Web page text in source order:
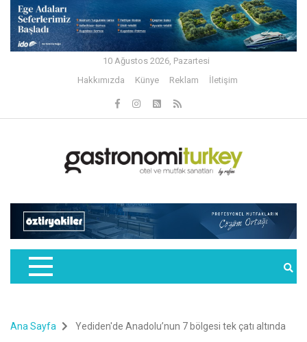
10 Ağustos 2026, Pazartesi
Hakkımızda
Künye Reklam İletişim
Ana Sayfa Yediden'de Anadolu’nun 7 bölgesi tek çatı altında